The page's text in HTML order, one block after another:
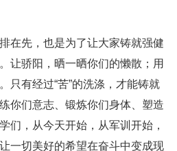
在先，也是为了让大家铸就强健
让骄阳，晒一晒你们的懒散；用
只有经过“苦”的洗涤，才能铸就
你们意志、锻炼你们身体、塑造
们，从今天开始，从军训开始，
一切美好的希望在奋斗中变成现